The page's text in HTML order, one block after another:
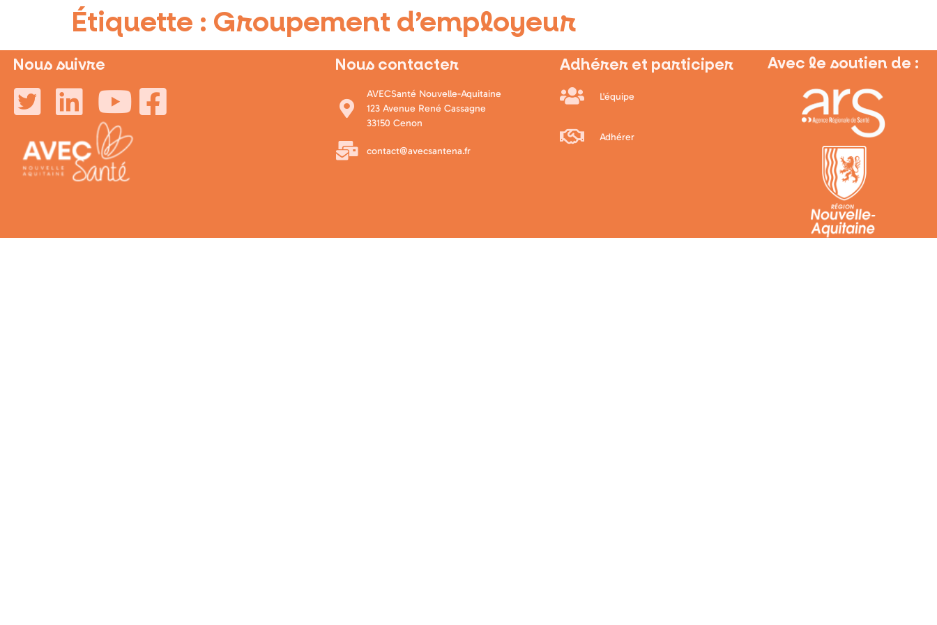
Étiquette : Groupement d’employeur
Nous suivre Nous contacter
AVECSanté Nouvelle-Aquitaine
123 Avenue René Cassagne
33150 Cenon
contact@avecsantena.fr
Adhérer et participer
L'équipe
Adhérer
Avec le soutien de :